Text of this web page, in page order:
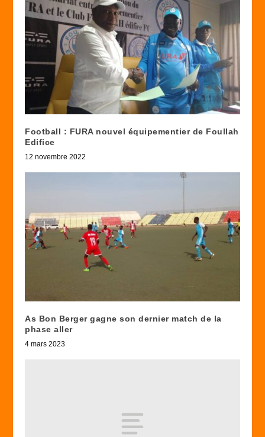
Football : FURA nouvel équipementier de Foullah
Edifice
12 novembre 2022
As Bon Berger gagne son dernier match de la
phase aller
4 mars 2023